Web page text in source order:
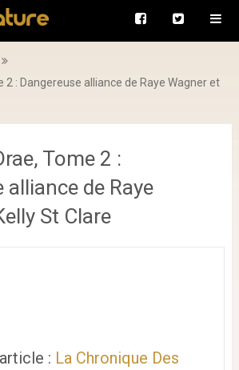
2 : Dangereuse alliance de Raye Wagner et
Tome 2 :
alliance de Raye
St Clare
: La Chronique Des